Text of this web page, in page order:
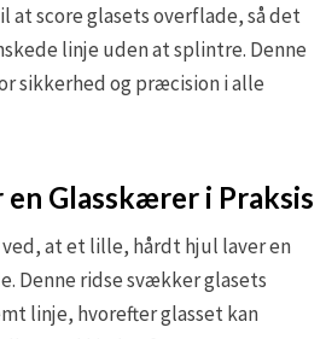
score glasets overflade, så det
linje uden at splintre. Denne
sikkerhed og præcision i alle
en Glasskærer i Praksis
at et lille, hårdt hjul laver en
Denne ridse svækker glasets
linje, hvorefter glasset kan